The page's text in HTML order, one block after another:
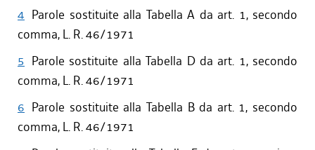
4 Parole sostituite alla Tabella A da art. 1, secondo
comma, L. R. 46/1971
5 Parole sostituite alla Tabella D da art. 1, secondo
comma, L. R. 46/1971
6 Parole sostituite alla Tabella B da art. 1, secondo
comma, L. R. 46/1971